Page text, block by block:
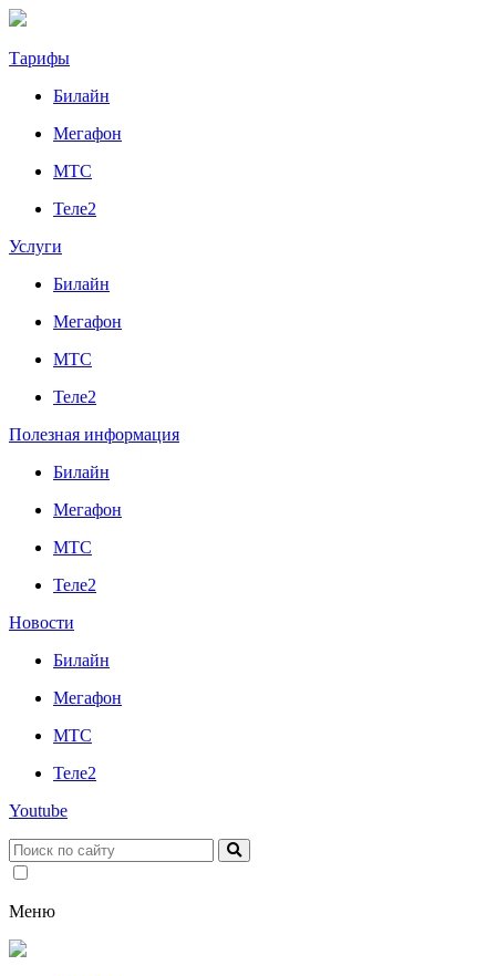
Тарифы
Билайн
Мегафон
МТС
Теле2
Услуги
Билайн
Мегафон
МТС
Теле2
Полезная информация
Билайн
Мегафон
МТС
Теле2
Новости
Билайн
Мегафон
МТС
Теле2
Youtube
Меню